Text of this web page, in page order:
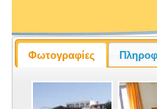
Φωτογραφίες